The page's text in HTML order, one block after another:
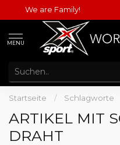
We are Family!
MENU
Startseite / Schlagworte
ARTIKEL MIT
DRAHT